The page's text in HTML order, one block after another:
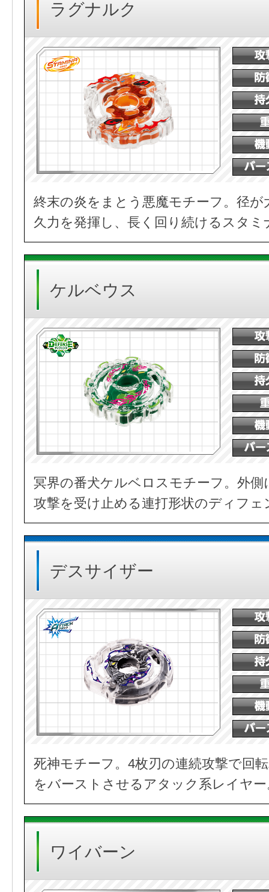
ラグナルク
終末の炎をまとう悪魔モチーフ。径
久力を発揮し、長く回り続けるスタミ
ケルベウス
冥界の番犬ケルベロスモチーフ。外
攻撃を受け止める連打形状のディフ
デスサイザー
死神モチーフ。4枚刃の連続攻撃で回
をバーストさせるアタック系レイヤー
ワイバーン